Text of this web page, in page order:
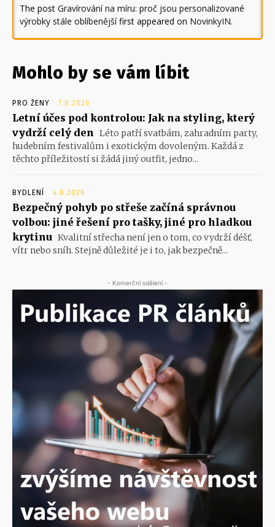
The post Gravírování na míru: proč jsou personalizované
výrobky stále oblíbenějšífirst appeared on NovinkyIN.
Mohlo by se vám líbit
PRO ŽENY 7.8.2026
Letní účes pod kontrolou: Jak na styling, který
vydrží celý den Léto patří svatbám, zahradním party,
hudebním festivalům i exotickým dovoleným. Každá z
těchto příležitostí si žádá jiný outfit, jedno...
BYDLENÍ 4.8.2026
Bezpečný pohyb po střeše začíná správnou
volbou: jiné řešení pro tašky, jiné pro hladkou
krytinu Kvalitní střecha není jen o tom, co vydrží déšť,
vítr nebo sníh. Stejně důležité je i to, jak bezpečně...
- Komerční sdělení -